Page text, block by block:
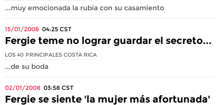
...muy emocionada la rubia con su casamiento
15/01/2008 04:25 CST
Fergie teme no lograr guardar el secreto...
LOS 40 PRINCIPALES COSTA RICA
...de su boda
02/01/2008 03:58 CST
Fergie se siente 'la mujer más afortunada'